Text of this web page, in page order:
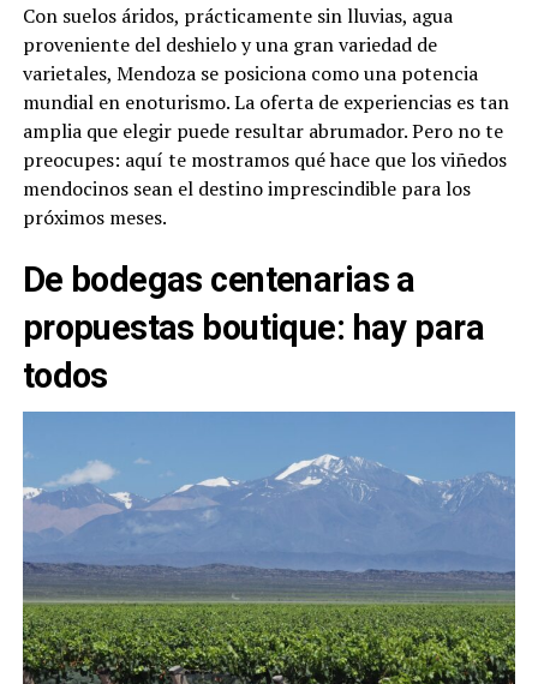
Con suelos áridos, prácticamente sin lluvias, agua
proveniente del deshielo y una gran variedad de
varietales, Mendoza se posiciona como una potencia
mundial en enoturismo. La oferta de experiencias es tan
amplia que elegir puede resultar abrumador. Pero no te
preocupes: aquí te mostramos qué hace que los viñedos
mendocinos sean el destino imprescindible para los
próximos meses.
De bodegas centenarias a
propuestas boutique: hay para
todos